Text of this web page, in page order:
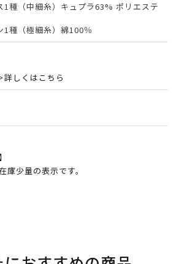
1種（中細糸）キュプラ63% ポリエステ
1種（極細糸）綿100％
詳しくはこちら
少量の表示です。